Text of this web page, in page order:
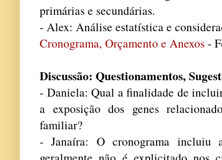
primárias e secundárias.
- Alex: Análise estatística e
Cronograma, Orçamento e Anexos -
Discussão: Questionamentos,
- Daniela: Qual a finalidade de
a exposição dos genes
familiar?
- Janaíra: O cronograma incluiu